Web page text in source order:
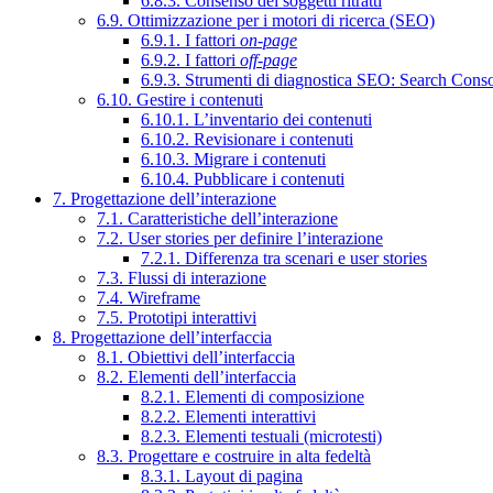
6.9. Ottimizzazione per i motori di ricerca (SEO)
6.9.1. I fattori on-page
6.9.2. I fattori off-page
6.9.3. Strumenti di diagnostica SEO: Search
6.10. Gestire i contenuti
6.10.1. L’inventario dei contenuti
6.10.2. Revisionare i contenuti
6.10.3. Migrare i contenuti
6.10.4. Pubblicare i contenuti
7. Progettazione dell’interazione
7.1. Caratteristiche dell’interazione
7.2. User stories per definire l’interazione
7.2.1. Differenza tra scenari e user stories
7.3. Flussi di interazione
7.4. Wireframe
7.5. Prototipi interattivi
8. Progettazione dell’interfaccia
8.1. Obiettivi dell’interfaccia
8.2. Elementi dell’interfaccia
8.2.1. Elementi di composizione
8.2.2. Elementi interattivi
8.2.3. Elementi testuali (microtesti)
8.3. Progettare e costruire in alta fedeltà
8.3.1. Layout di pagina